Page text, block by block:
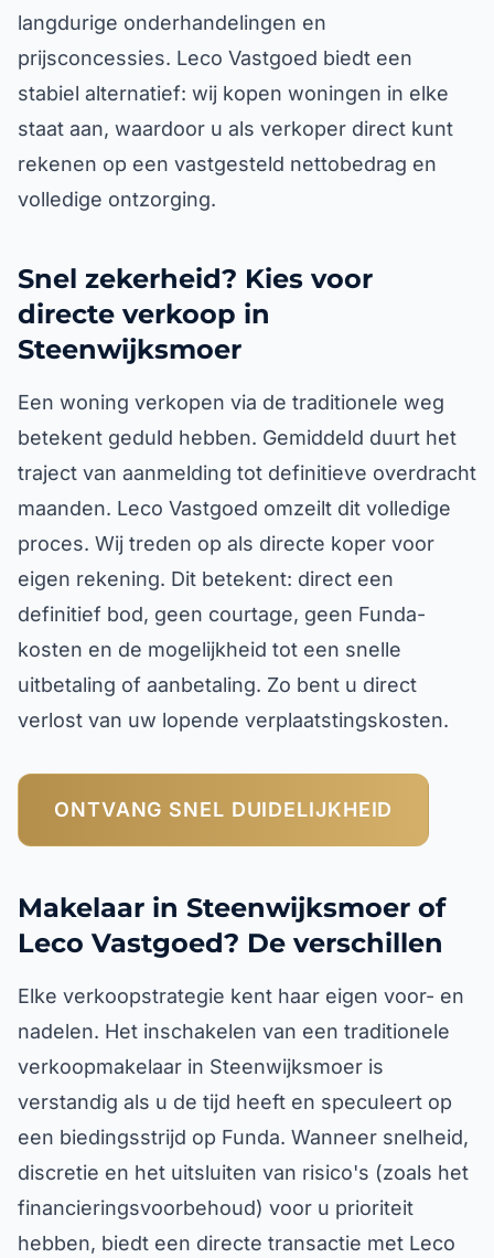
langdurige onderhandelingen en
prijsconcessies. Leco Vastgoed biedt een
stabiel alternatief: wij kopen woningen in elke
staat aan, waardoor u als verkoper direct kunt
rekenen op een vastgesteld nettobedrag en
volledige ontzorging.
Snel zekerheid? Kies voor
directe verkoop in
Steenwijksmoer
Een woning verkopen via de traditionele weg
betekent geduld hebben. Gemiddeld duurt het
traject van aanmelding tot definitieve overdracht
maanden. Leco Vastgoed omzeilt dit volledige
proces. Wij treden op als directe koper voor
eigen rekening. Dit betekent: direct een
definitief bod, geen courtage, geen Funda-
kosten en de mogelijkheid tot een snelle
uitbetaling of aanbetaling. Zo bent u direct
verlost van uw lopende verplaatstingskosten.
ONTVANG SNEL DUIDELIJKHEID
Makelaar in Steenwijksmoer of
Leco Vastgoed? De verschillen
Elke verkoopstrategie kent haar eigen voor- en
nadelen. Het inschakelen van een traditionele
verkoopmakelaar in Steenwijksmoer is
verstandig als u de tijd heeft en speculeert op
een biedingsstrijd op Funda. Wanneer snelheid,
discretie en het uitsluiten van risico's (zoals het
financieringsvoorbehoud) voor u prioriteit
hebben, biedt een directe transactie met Leco